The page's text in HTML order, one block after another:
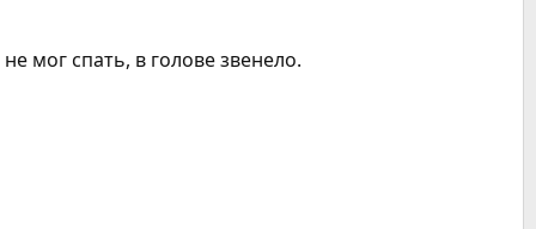
мог спать, в голове звенело.